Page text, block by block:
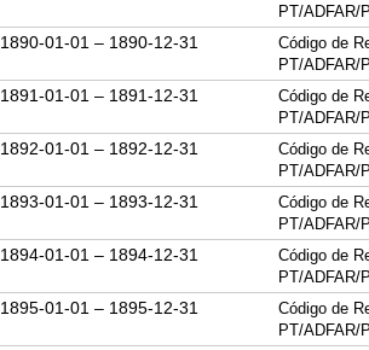
PT/ADFAR/
1890-01-01 – 1890-12-31
Código de
PT/ADFAR/
1891-01-01 – 1891-12-31
Código de
PT/ADFAR/
1892-01-01 – 1892-12-31
Código de
PT/ADFAR/
1893-01-01 – 1893-12-31
Código de
PT/ADFAR/
1894-01-01 – 1894-12-31
Código de
PT/ADFAR/
1895-01-01 – 1895-12-31
Código de
PT/ADFAR/